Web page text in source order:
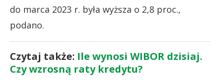
do marca 2023 r. była wyższa o 2,8 proc.,
podano.
Czytaj także: Ile wynosi WIBOR dzisiaj.
Czy wzrosną raty kredytu?